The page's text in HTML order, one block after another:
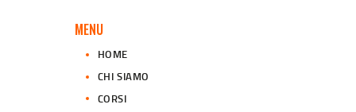
MENU
HOME
CHI SIAMO
CORSI